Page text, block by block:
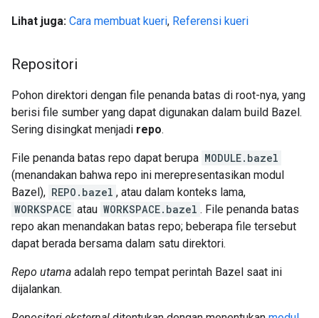
Lihat juga: Cara membuat kueri, Referensi kueri
Repositori
Pohon direktori dengan file penanda batas di root-nya, yang
berisi file sumber yang dapat digunakan dalam build Bazel.
Sering disingkat menjadi repo.
File penanda batas repo dapat berupa MODULE.bazel
(menandakan bahwa repo ini merepresentasikan modul
Bazel), REPO.bazel , atau dalam konteks lama,
WORKSPACE atau WORKSPACE.bazel . File penanda batas
repo akan menandakan batas repo; beberapa file tersebut
dapat berada bersama dalam satu direktori.
Repo utama adalah repo tempat perintah Bazel saat ini
dijalankan.